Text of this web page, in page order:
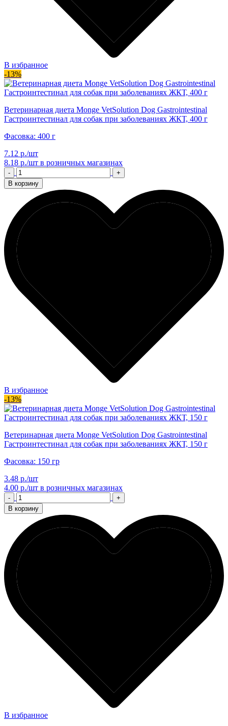
В избранное
-13%
Ветеринарная диета Monge VetSolution Dog Gastrointestinal
Гастроинтестинал для собак при заболеваниях ЖКТ, 400 г
Фасовка: 400 г
7.12 р./шт
8.18 р./шт в розничных магазинах
-
+
В корзину
В избранное
-13%
Ветеринарная диета Monge VetSolution Dog Gastrointestinal
Гастроинтестинал для собак при заболеваниях ЖКТ, 150 г
Фасовка: 150 гр
3.48 р./шт
4.00 р./шт в розничных магазинах
-
+
В корзину
В избранное